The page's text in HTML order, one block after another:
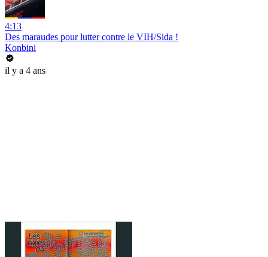
4:13
Des maraudes pour lutter contre le VIH/Sida !
Konbini
il y a 4 ans